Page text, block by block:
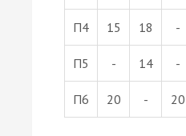
П4 15 18 -
П5 - 14 -
П6 20 - 20